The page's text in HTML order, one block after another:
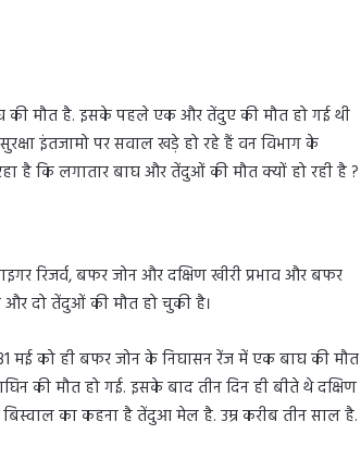
की मौत है. इसके पहले एक और तेंदुए की मौत हो गई थी
इंतजामो पर सवाल खड़े हो रहे हैं वन विभाग के
है कि लगातार बाघ और तेंदुओं की मौत क्यों हो रही है ?
रिजर्व, बफर जोन और दक्षिण खीरी प्रभाव और बफर
और दो तेंदुओं की मौत हो चुकी है।
मई को ही बफर जोन के निघासन रेंज में एक बाघ की मौत
की मौत हो गई. इसके बाद तीन दिन ही बीते थे दक्षिण
का कहना है तेंदुआ मेल है. उम्र करीब तीन साल है.